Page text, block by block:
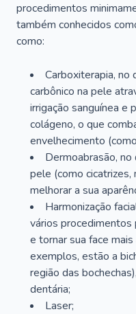
procedimentos
também conhecidos
como:
Carboxiterapia, no
carbônico na pele
irrigação sanguínea e
colágeno, o que
envelhecimento
Dermoabrasão,
pele (como cicatrizes,
melhorar a sua
Harmonização
vários procedimentos
e tornar sua face
exemplos, estão a
região das
dentária;
Laser;